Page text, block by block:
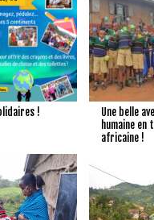
!
Une belle
humaine en
africaine !